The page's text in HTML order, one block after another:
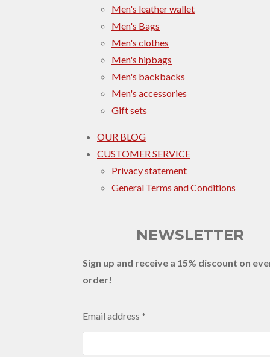
Men's leather wallet
Men's Bags
Men's clothes
Men's hipbags
Men's backbacks
Men's accessories
Gift sets
OUR BLOG
CUSTOMER SERVICE
Privacy statement
General Terms and Conditions
NEWSLETTER
Sign up and receive a 15% discount on
order!
Email address *